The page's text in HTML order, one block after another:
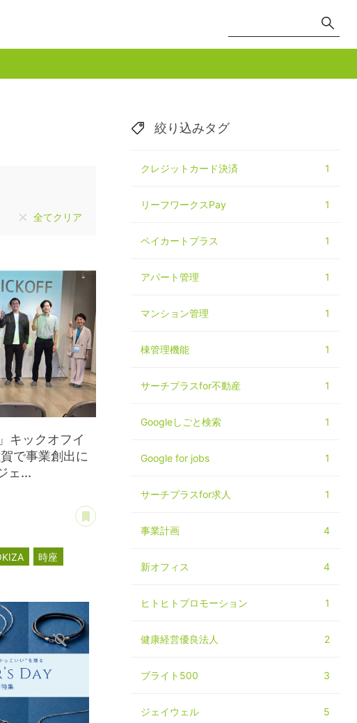
全てクリア
キックオフイ
で事業創出に
ェ...
あとで読む
時座
絞り込みタグ
クレジットカード決済 1
リーフワークスPay 1
ペイカートプラス 1
アパート管理 1
マンション管理 1
棟管理機能 1
サーチプラスfor不動産 1
Googleしごと検索 1
Google for jobs 1
サーチプラスfor求人 1
事業計画 4
新オフィス 4
ヒトヒトプロモーション 1
健康経営優良法人 2
ブライト500 3
ジェイウェル 5